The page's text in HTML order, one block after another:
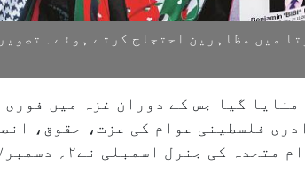
میں مظاہرین احتجاج کرتے ہوئے۔
گیا جس کے دوران غزہ میں
کو عالمی برادری فلسطینی عوام کی عزت،